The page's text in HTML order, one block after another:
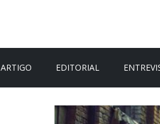
ARTIGO EDITORIAL